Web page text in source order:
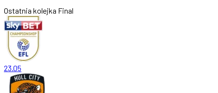
Ostatnia kolejka Final
23.05